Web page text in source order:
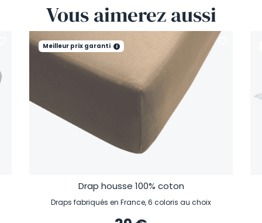
Vousaimerezaussi
Meilleur prix garanti i
Drap housse 100% coton
Draps fabriqués en France, 6 coloris au choix